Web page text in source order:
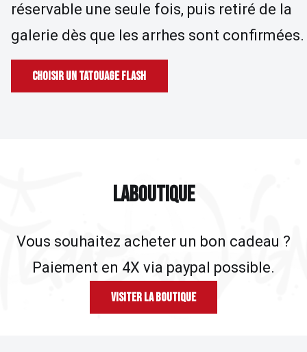
réservable une seule fois, puis retiré de la
galerie dès que les arrhes sont confirmées.
Choisir un tatouage flash
LA BOUTIQUE
LABOUTIQUE
Vous souhaitez acheter un bon cadeau ?
Paiement en 4X via paypal possible.
Visiter la Boutique